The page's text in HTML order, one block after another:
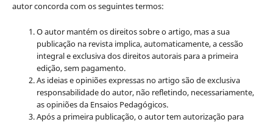
autor concorda com os seguintes termos:
O autor mantém os direitos sobre o artigo, mas a sua
publicação na revista implica, automaticamente, a cessão
integral e exclusiva dos direitos autorais para a primeira
edição, sem pagamento.
As ideias e opiniões expressas no artigo são de exclusiva
responsabilidade do autor, não refletindo, necessariamente,
as opiniões da Ensaios Pedagógicos.
Após a primeira publicação, o autor tem autorização para